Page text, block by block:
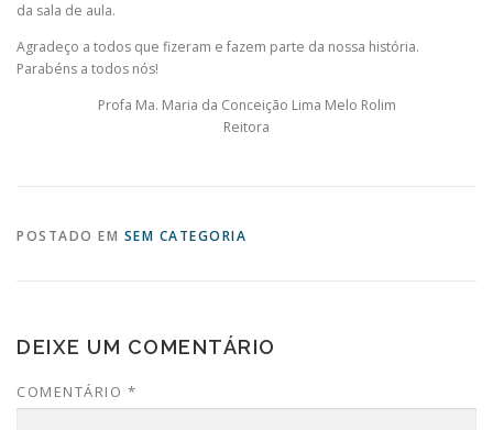
da sala de aula.
Agradeço a todos que fizeram e fazem parte da nossa história.
Parabéns a todos nós!
Profa Ma. Maria da Conceição Lima Melo Rolim
Reitora
POSTADO EM SEM CATEGORIA
DEIXE UM COMENTÁRIO
COMENTÁRIO *